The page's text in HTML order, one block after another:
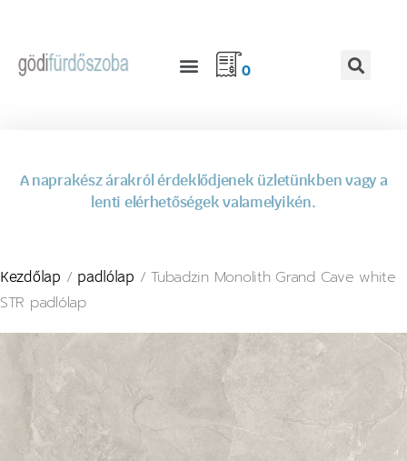
0
A naprakész árakról érdeklődjenek üzletünkben vagy a
lenti elérhetőségek valamelyikén.
Kezdőlap / padlólap / Tubadzin Monolith Grand Cave white
STR padlólap